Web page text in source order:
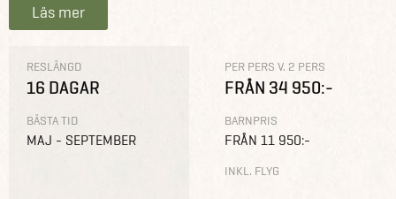
Läs mer
RESLÄNGD
16 DAGAR
BÄSTA TID
MAJ - SEPTEMBER
PER PERS V. 2 PERS
FRÅN 34 950:-
BARNPRIS
FRÅN 11 950:-
INKL. FLYG